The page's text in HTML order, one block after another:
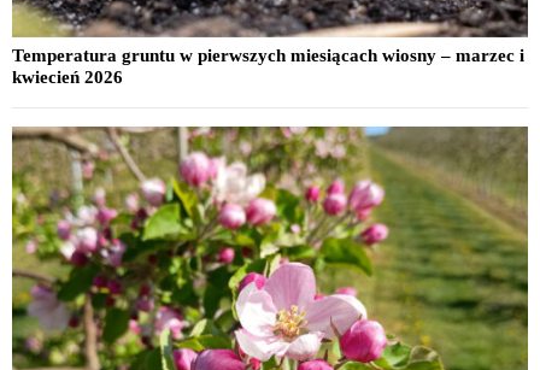
Temperatura gruntu w pierwszych miesiącach wiosny – marzec i
kwiecień 2026